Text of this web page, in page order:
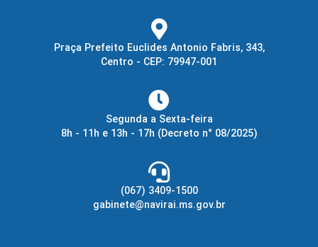
Praça Prefeito Euclides Antonio Fabris, 343,
Centro - CEP: 79947-001
Segunda a Sexta-feira
8h - 11h e 13h - 17h (Decreto n° 08/2025)
(067) 3409-1500
gabinete@navirai.ms.gov.br